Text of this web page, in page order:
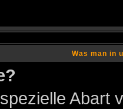
Was man in
Abart